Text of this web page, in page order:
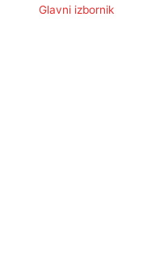
Glavni izbornik